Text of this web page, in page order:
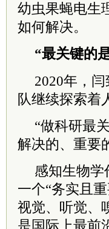
幼虫果蝇电生
如何解决。
“最关键的
2020年，
队继续探索着
“做科研最
解决的、重要
感知生物学
一个“务实且
视觉、听觉、
是国际上最前